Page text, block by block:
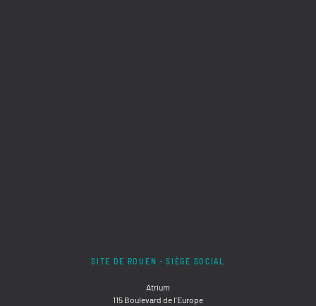
SITE DE ROUEN - SIÈGE SOCIAL
Atrium
115 Boulevard de l'Europe